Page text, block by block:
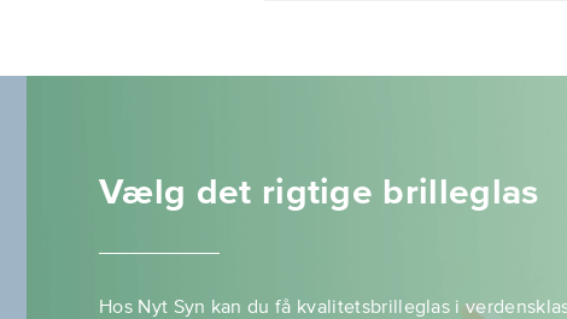
Vælg det rigtige brilleglas
Hos Nyt Syn kan du få kvalitetsbrilleglas i